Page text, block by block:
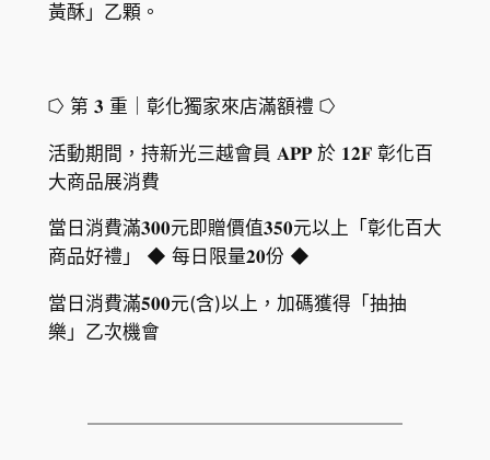
黃酥」乙顆。
⭔ 第 𝟑 重｜彰化獨家來店滿額禮 ⭔
活動期間，持新光三越會員 𝐀𝐏𝐏 於 𝟏𝟐𝐅 彰化百
大商品展消費
當日消費滿𝟑𝟎𝟎元即贈價值𝟑𝟓𝟎元以上「彰化百大
商品好禮」 ◆ 每日限量𝟐𝟎份 ◆
當日消費滿𝟓𝟎𝟎元(含)以上，加碼獲得「抽抽
樂」乙次機會